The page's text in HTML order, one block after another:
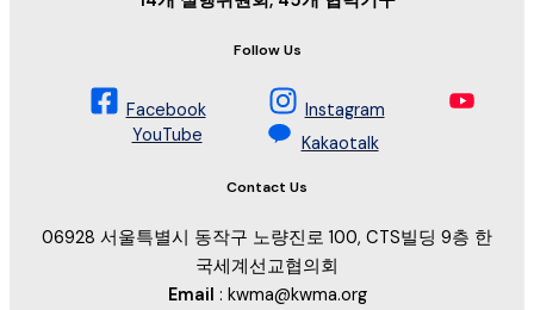
Follow Us
Facebook
Instagram
YouTube
Kakaotalk
Contact Us
06928 서울특별시 동작구 노량진로 100, CTS빌딩 9층 한
국세계선교협의회
Email : kwma@kwma.org